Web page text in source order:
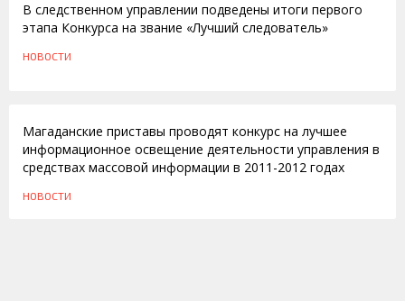
В следственном управлении подведены итоги первого
этапа Конкурса на звание «Лучший следователь»
НОВОСТИ
Магаданские приставы проводят конкурс на лучшее
информационное освещение деятельности управления в
средствах массовой информации в 2011-2012 годах
НОВОСТИ